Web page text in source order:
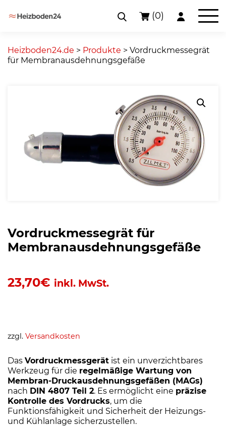
content
(0)
Heizboden24.de > Produkte > Vordruckmessegrät
für Membranausdehnungsgefäße
Vordruckmessegrät für
Membranausdehnungsgefäße
23,70€ inkl. MwSt.
zzgl. Versandkosten
Das Vordruckmessgerät ist ein unverzichtbares
Werkzeug für die regelmäßige Wartung von
Membran-Druckausdehnungsgefäßen (MAGs)
nach DIN 4807 Teil 2. Es ermöglicht eine präzise
Kontrolle des Vordrucks, um die
Funktionsfähigkeit und Sicherheit der Heizungs-
und Kühlanlage sicherzustellen.